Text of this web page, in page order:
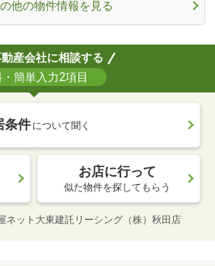
他の物件情報を見る
産会社に相談する
簡単入力2項目
条件 について聞く
お店に行って
似た物件を探してもらう
ネット大東建託リーシング（株）秋田店